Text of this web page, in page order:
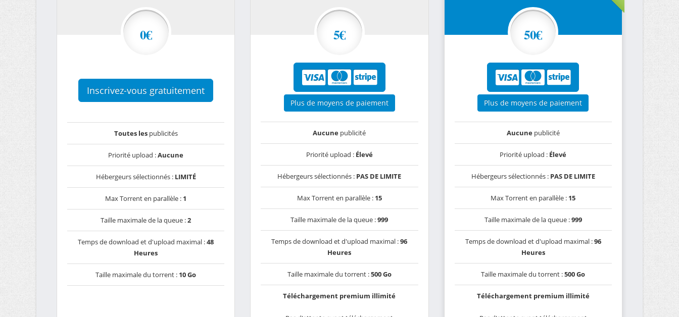
0€
Inscrivez-vous gratuitement
Toutes lespublicités
Priorité upload :Aucune
Hébergeurs sélectionnés : LIMITÉ
Max Torrent en parallèle : 1
Taille maximale de la queue :2
Temps de download et d'upload maximal :48
Heures
Taille maximale du torrent : 10 Go
5€
Plus de moyens de paiement
Aucune publicité
Priorité upload : Élevé
Hébergeurs sélectionnés : PAS DE LIMITE
Max Torrent en parallèle : 15
Taille maximale de la queue :999
Temps de download et d'upload maximal :96
Heures
Taille maximale du torrent :500 Go
Téléchargement premium illimité
50€
Plus de moyens de paiement
Aucunepublicité
Priorité upload : Élevé
Hébergeurs sélectionnés : PAS DE LIMITE
Max Torrent en parallèle : 15
Taille maximale de la queue :999
Temps de download et d'upload maximal :96
Heures
Taille maximale du torrent :500 Go
Téléchargement premium illimité